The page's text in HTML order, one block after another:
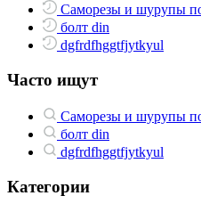
Саморезы и шурупы
болт din
dgfrdfhggtfjytkyul
Часто ищут
Саморезы и шурупы
болт din
dgfrdfhggtfjytkyul
Категории